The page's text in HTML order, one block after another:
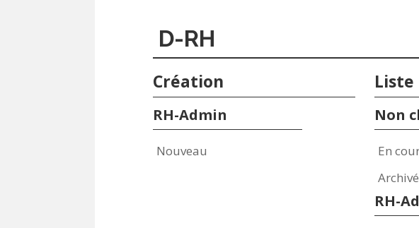
D-RH
Création
RH-Admin
Nouveau
Liste
Non
En
Archivé
RH-